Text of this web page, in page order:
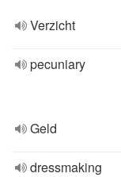
Verzicht
pecuniary
Geld
dressmaking